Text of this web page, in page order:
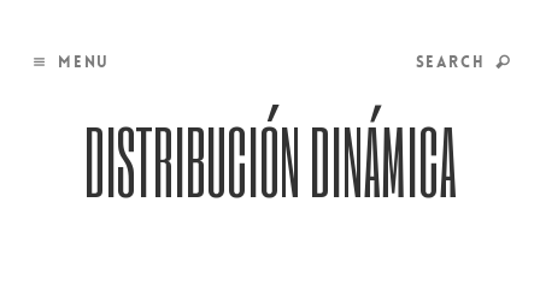
MENU SEARCH
DISTRIBUCIÓN DINÁMICA